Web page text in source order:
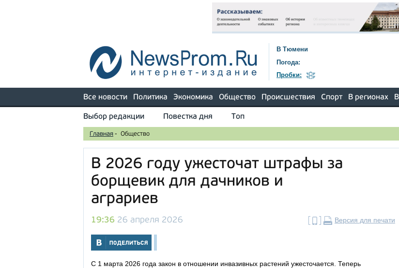
В Тюмени
Погода:
Пробки:
Все новости Политика Экономика Общество Происшествия Спорт В регионах
Выбор редакции Повестка дня Топ
Главная - Общество
В 2026 году ужесточат штрафы за
борщевик для дачников и
аграриев
19:36 26 апреля 2026 Версия для печати
С 1 марта 2026 года закон в отношении инвазивных растений ужесточается. Теперь